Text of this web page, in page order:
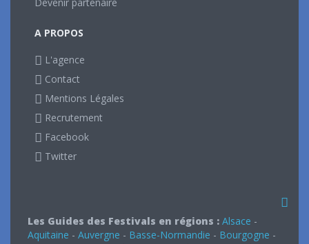
A PROPOS
L'agence
Contact
Mentions Légales
Recrutement
Facebook
Twitter
Les Guides des Festivals en régions : Alsace -
Aquitaine - Auvergne - Basse-Normandie - Bourgogne -